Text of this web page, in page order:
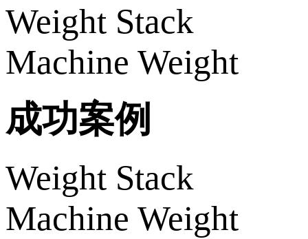
Weight Stack
Machine Weight
成功案例
Weight Stack
Machine Weight